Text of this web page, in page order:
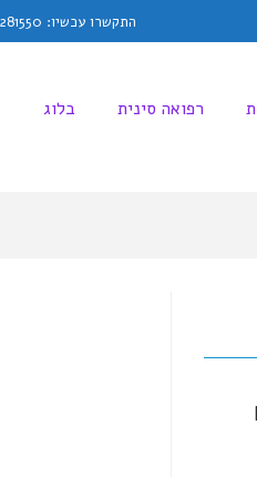
התקשרו עכשיו: 054-4281550
רפואה סינית בלוג
[vc_row